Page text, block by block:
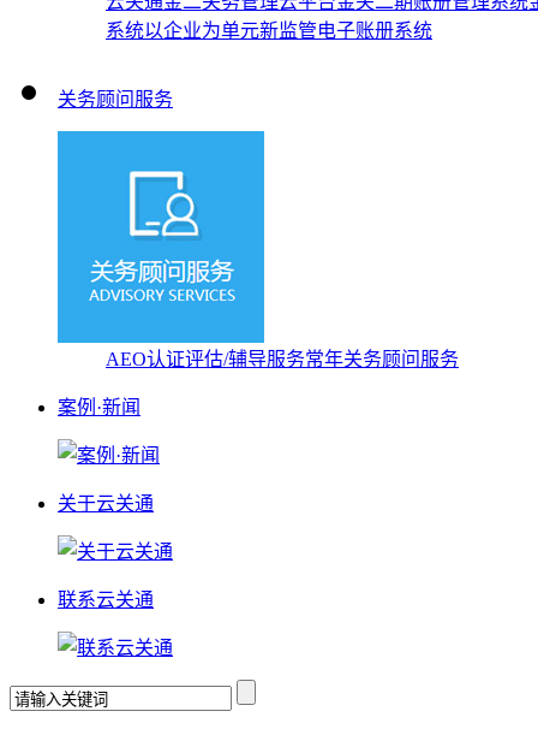
系统以企业为单元新监管电子账册系统
关务顾问服务
AEO认证评估/辅导服务常年关务顾问服务
案例·新闻
关于云关通
联系云关通